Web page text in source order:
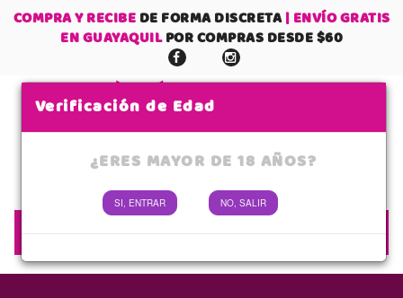
COMPRA Y RECIBE DE FORMA DISCRETA| ENVÍO GRATIS
EN GUAYAQUILPOR COMPRAS DESDE $60
No tienes items en tu carrito
MENÚ
Verificación de Edad
¿ERES MAYOR DE 18 AÑOS?
SI, ENTRAR NO, SALIR